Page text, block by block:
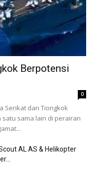
Berpotensi
0
Serikat dan Tiongkok
sama lain di perairan
AL AS & Helikopter